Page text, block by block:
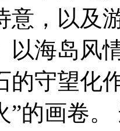
意，以及
以海岛风
的守望化
”的画卷